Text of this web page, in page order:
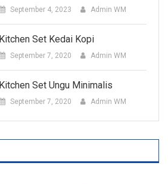
September 4, 2023 Admin WM
Kitchen Set Kedai Kopi
September 7, 2020 Admin WM
Kitchen Set Ungu Minimalis
September 7, 2020 Admin WM